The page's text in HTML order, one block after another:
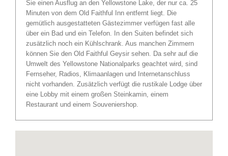
Sie einen Ausflug an den Yellowstone Lake, der nur ca. 25
Minuten von dem Old Faithful Inn entfernt liegt. Die
gemütlich ausgestatteten Gästezimmer verfügen fast alle
über ein Bad und ein Telefon. In den Suiten befindet sich
zusätzlich noch ein Kühlschrank. Aus manchen Zimmern
können Sie den Old Faithful Geysir sehen. Da sehr auf die
Umwelt des Yellowstone Nationalparks geachtet wird, sind
Fernseher, Radios, Klimaanlagen und Internetanschluss
nicht vorhanden. Zusätzlich verfügt die rustikale Lodge über
eine Lobby mit einem großen Steinkamin, einem
Restaurant und einem Souveniershop.